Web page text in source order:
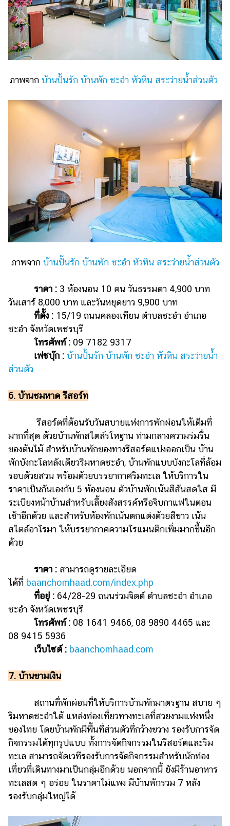
ภาพจาก บ้านปั้นรัก บ้านพัก ชะอำ หัวหิน สระว่ายน้ำส่วนตัว
ภาพจาก บ้านปั้นรัก บ้านพัก ชะอำ หัวหิน สระว่ายน้ำส่วนตัว
ราคา : 3 ห้องนอน 10 คน วันธรรมดา 4,900 บาท
วันเสาร์ 8,000 บาท และวันหยุดยาว 9,900 บาท
ที่ตั้ง : 15/19 ถนนคลองเทียน ตำบลชะอำ อำเภอ
ชะอำ จังหวัดเพชรบุรี
โทรศัพท์ : 09 7182 9317
เฟซบุ๊ก : บ้านปั้นรัก บ้านพัก ชะอำ หัวหิน สระว่ายน้ำ
ส่วนตัว
6. บ้านชมหาด รีสอร์ท
รีสอร์ตที่ต้อนรับวันสบายแห่งการพักผ่อนให้เต็มที่
มากที่สุด ด้วยบ้านพักสไตล์รโหฐาน ท่ามกลางความร่มรื่น
ของต้นไม้ สำหรับบ้านพักของทางรีสอร์ตแบ่งออกเป็น บ้าน
พักบังกะโลหลังเดียวริมหาดชะอำ, บ้านพักแบบบังกะโลที่ล้อม
รอบด้วยสวน พร้อมด้วยบรรยากาศริมทะเล ให้บริการใน
ราคาเป็นกันเองกับ 5 ห้องนอน ตัวบ้านพักเน้นสีสันสดใส มี
ระเบียงหน้าบ้านสำหรับเลี้ยงสังสรรค์หรือจิบกาแฟในตอน
เช้าอีกด้วย และสำหรับห้องพักเน้นตกแต่งด้วยสีขาว เน้น
สไตล์อาโรมา ให้บรรยากาศความโรแมนติกเพิ่มมากขึ้นอีก
ด้วย
ราคา : สามารถดูรายละเอียด
ได้ที่ baanchomhaad.com/index.php
ที่อยู่ : 64/28-29 ถนนร่วมจิตต์ ตำบลชะอำ อำเภอ
ชะอำ จังหวัดเพชรบุรี
โทรศัพท์ : 08 1641 9466, 08 9890 4465 และ
08 9415 5936
เว็บไซต์ : baanchomhaad.com
7. บ้านขามเงิน
สถานที่พักผ่อนที่ให้บริการบ้านพักมาตรฐาน สบาย ๆ
ริมหาดชะอำใต้ แหล่งท่องเที่ยวทางทะเลที่สวยงามแห่งหนึ่ง
ของไทย โดยบ้านพักมีพื้นที่ส่วนตัวที่กว้างขวาง รองรับการจัด
กิจกรรมได้ทุกรูปแบบ ทั้งการจัดกิจกรรมในรีสอร์ตและริม
ทะเล สามารถจัดเวทีรองรับการจัดกิจกรรมสำหรับนักท่อง
เที่ยวที่เดินทางมาเป็นกลุ่มอีกด้วย นอกจากนี้ ยังมีร้านอาหาร
ทะเลสด ๆ อร่อย ในราคาไม่แพง มีบ้านพักรวม 7 หลัง
รองรับกลุ่มใหญ่ได้